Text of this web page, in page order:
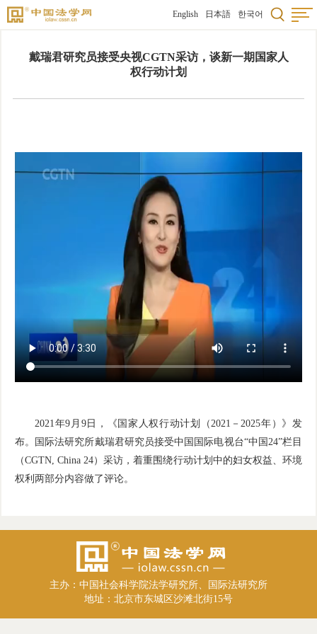
English 日本語 한국어
戴瑞君研究员接受央视CGTN采访，谈新一期国家人
权行动计划
2021年9月9日，《国家人权行动计划（2021－2025年）》发
布。国际法研究所戴瑞君研究员接受中国国际电视台“中国24”栏目
（CGTN, China 24）采访，着重围绕行动计划中的妇女权益、环境
权利两部分内容做了评论。
主办：中国社会科学院法学研究所、国际法研究所
地址：北京市东城区沙滩北街15号